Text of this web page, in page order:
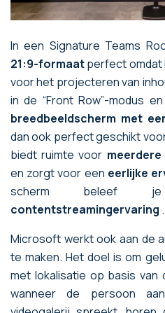
In een Signature Teams
21:9-formaatperfect omdat
voor het projecteren van
in de “Front Row”-modus
breedbeeldscherm met
dan ook perfect geschikt
biedt ruimte voor
en zorgt voor een eerlijke
scherm
contentstreamingervaring .
Microsoft werkt ook aan de
te maken. Het doel is om
met lokalisatie op basis van
wanneer de persoon